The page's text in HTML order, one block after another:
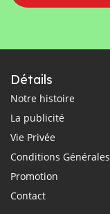
Détails
Notre histoire
La publicité
Vie Privée
Conditions Générales
Promotion
Contact